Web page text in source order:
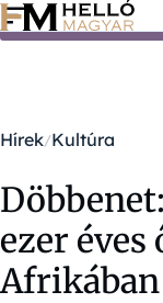
Ugrás a tartalomra
Hírek Kultúra
ezer